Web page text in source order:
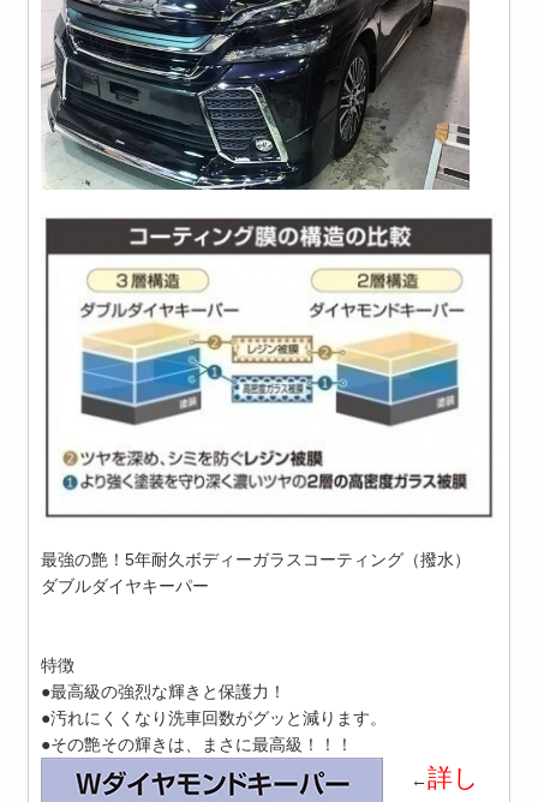
最強の艶！5年耐久ボディーガラスコーティング（撥水）
ダブルダイヤキーパー
特徴
●最高級の強烈な輝きと保護力！
●汚れにくくなり洗車回数がグッと減ります。
●その艶その輝きは、まさに最高級！！！
←詳し